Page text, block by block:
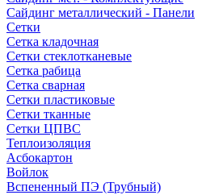
Сайдинг металлический - Панели
Сетки
Сетка кладочная
Сетки стеклотканевые
Сетка рабица
Сетка сварная
Сетки пластиковые
Сетки тканные
Сетки ЦПВС
Теплоизоляция
Асбокартон
Войлок
Вспененный ПЭ (Трубный)